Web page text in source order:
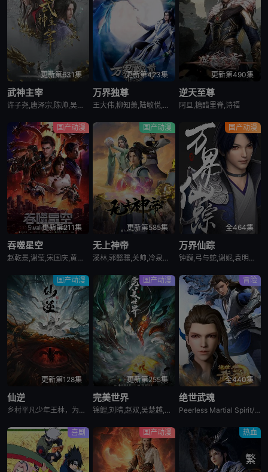
更新第631集
武神主宰
许子尧,唐泽宗,陈帅,吴凡,孙科
更新第423集
万界独尊
王大伟,柳知萧,陆敏悦,冷泉夜月,关帅,兰雨馨,季骜杰,默伶,包小柒,徐翔,张妮,烈之流星,钟巍,Akira明,安志,kinsen,芥末
更新第490集
逆天至尊
阿旦,糖醋里脊,诗福
国产动漫
更新第211集
吞噬星空
赵乾景,谢莹,宋国庆,黄进则,张若瑜
国产动漫
更新第585集
无上神帝
溪林,郭懿骧,关帅,冷泉夜月,季骜杰,钟巍,烈之流星,兰雨馨,张妮,徐翔,Akira明,柳知萧
国产动漫
全464集
万界仙踪
钟巍,弓与蛇,谢妮,袁明清,倪倪,黄骥,默伶,烈之流星
国产动漫
更新第128集
仙逆
乡村平凡少年王林，为了心中不屈的信念踏入仙门修行，克服天资不足的困境，逆流而上，积极面对苦难与挑战，不断突破自我，最终将命运始终牢牢地把握在自己手中！
国产动漫
更新第255集
完美世界
锦鲤,刘晴,赵双,吴楚越,阎么么,宣晓鸣
冒险
全440集
绝世武魂
Peerless Martial Spirit/A Paragon of Wu hun
喜剧 国产动漫 热血
繁